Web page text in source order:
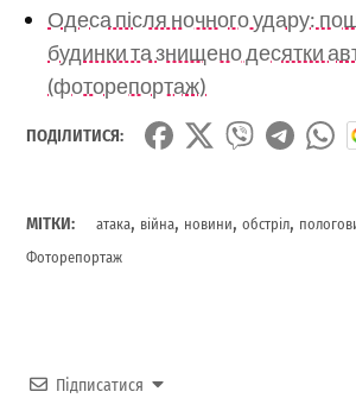
Одеса після ночного удару:
будинки та знищено десятки
(фоторепортаж)
ПОДІЛИТИСЯ:
МІТКИ: атака, війна, новини,обстріл,
Фоторепортаж
Підписатися